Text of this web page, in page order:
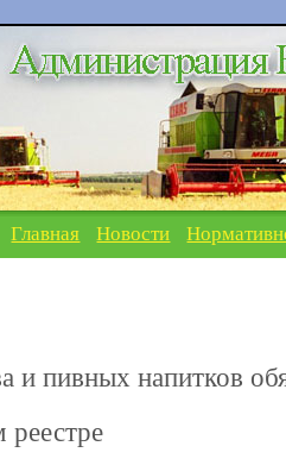
Главная Новости
и пивных напитков
реестре